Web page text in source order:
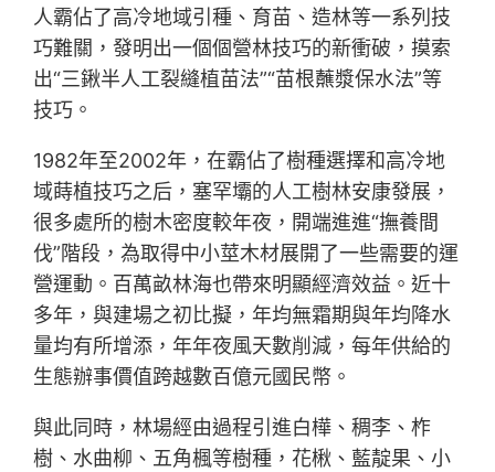
人霸佔了高冷地域引種、育苗、造林等一系列技
巧難關，發明出一個個營林技巧的新衝破，摸索
出“三鍬半人工裂縫植苗法”“苗根蘸漿保水法”等
技巧。
1982年至2002年，在霸佔了樹種選擇和高冷地
域蒔植技巧之后，塞罕壩的人工樹林安康發展，
很多處所的樹木密度較年夜，開端進進“撫養間
伐”階段，為取得中小莖木材展開了一些需要的運
營運動。百萬畝林海也帶來明顯經濟效益。近十
多年，與建場之初比擬，年均無霜期與年均降水
量均有所增添，年年夜風天數削減，每年供給的
生態辦事價值跨越數百億元國民幣。
與此同時，林場經由過程引進白樺、稠李、柞
樹、水曲柳、五角楓等樹種，花楸、藍靛果、小